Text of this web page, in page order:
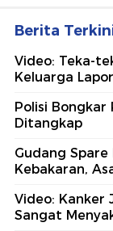
Berita
Video: Teka-
Keluarga
Polisi Bongkar
Ditangkap
Gudang
Kebakaran,
Video: Kanker
Sangat